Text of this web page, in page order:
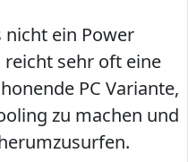
nicht ein Power
reicht sehr oft eine
PC Variante,
zu machen und